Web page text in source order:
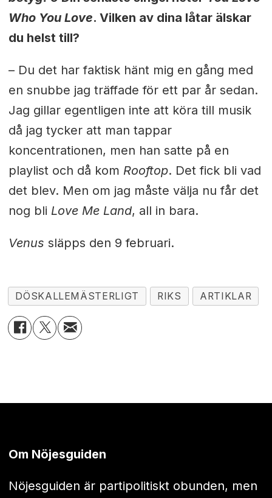
Who You Love. Vilken av dina låtar älskar
du helst till?
– Du det har faktisk hänt mig en gång med
en snubbe jag träffade för ett par år sedan.
Jag gillar egentligen inte att köra till musik
då jag tycker att man tappar
koncentrationen, men han satte på en
playlist och då kom Rooftop. Det fick bli vad
det blev. Men om jag måste välja nu får det
nog bli Love Me Land, all in bara.
Venus släpps den 9 februari.
DÖSKALLEMÄSTERLIGT RIKS ARTIKLAR
Om Nöjesguiden
Nöjesguiden är partipolitiskt obunden, men